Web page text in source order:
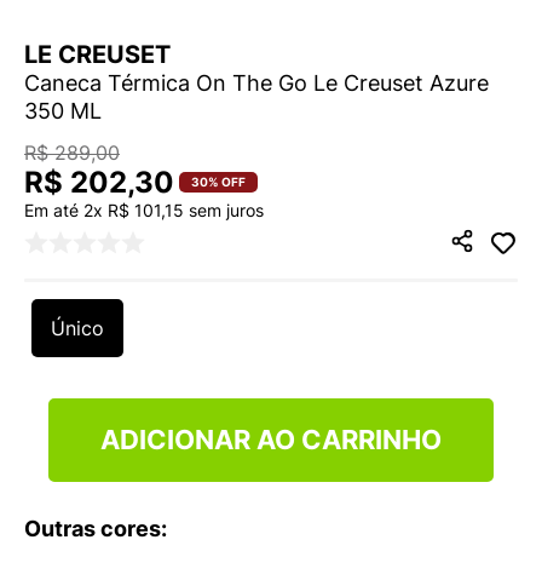
LE CREUSET
Caneca Térmica On The Go Le Creuset Azure
350 ML
R$ 289,00
R$ 202,30 30% OFF
Em até 2x R$ 101,15 sem juros
Único
ADICIONAR AO CARRINHO
Outras cores:
4º
MELISSAS MINI BABY
5º
ADIDAS
6
SAMBA
7º
MELISSA SLIDE
NEW 530
10º NEW BALANCE 204L